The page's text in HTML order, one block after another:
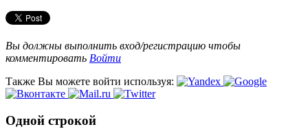
Вы должны выполнить вход/регистрацию чтобы
комментировать Войти
Также Вы можете войти используя:
Одной строкой